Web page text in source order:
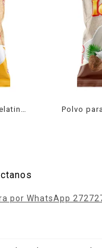
120
Polvo
por WhatsApp